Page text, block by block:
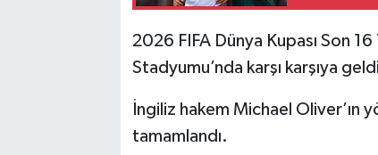
2026 FIFA Dünya Kupası Son
Stadyumu’nda karşı karşıya
İngiliz hakem Michael Oliver’ın
tamamlandı.